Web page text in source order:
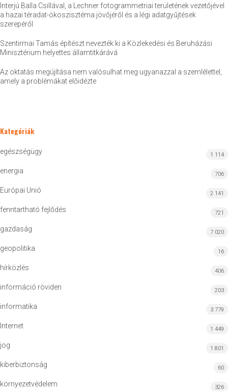
Interjú Balla Csillával, a Lechner fotogrammetriai területének vezetőjével
a hazai téradat-ökoszisztéma jövőjéről és a légi adatgyűjtések
szerepéről
Szentirmai Tamás építészt nevezték ki a Közlekedési és Beruházási
Minisztérium helyettes államtitkárává
Az oktatás megújítása nem valósulhat meg ugyanazzal a szemlélettel,
amely a problémákat előidézte
Kategóriák
egészségügy 1 114
energia 706
Európai Unió 2 141
fenntartható fejlődés 721
gazdaság 7 020
geopolitika 16
hírközlés 406
információ röviden 203
informatika 3 779
Internet 1 449
jog 1 801
kiberbiztonság 60
környezetvédelem 326